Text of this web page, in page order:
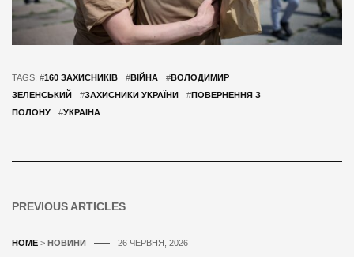
TAGS: #160 ЗАХИСНИКІВ #ВІЙНА #ВОЛОДИМИР
ЗЕЛЕНСЬКИЙ
#ЗАХИСНИКИ УКРАЇНИ #ПОВЕРНЕННЯ З
ПОЛОНУ
#УКРАЇНА
PREVIOUS ARTICLES
HOME > НОВИНИ 26 ЧЕРВНЯ, 2026